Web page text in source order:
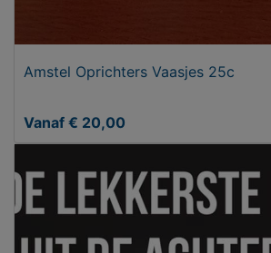
Amstel Oprichters Vaasjes 25c
Vanaf € 20,00